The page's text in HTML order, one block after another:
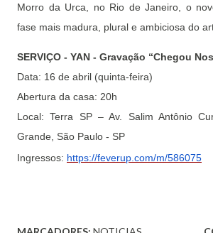
Morro da Urca, no Rio de Janeiro, o
fase mais madura, plural e ambiciosa do
SERVIÇO - YAN - Gravação “Chegou
Data: 16 de abril (quinta-feira)
Abertura da casa: 20h
Local: Terra SP – Av. Salim Antônio
Grande, São Paulo - SP
Ingressos: https://feverup.com/m/586075